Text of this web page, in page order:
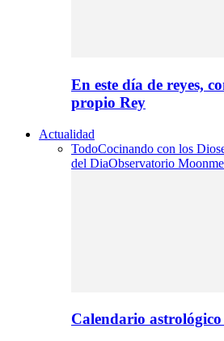
En este día de reyes,
propio Rey
Actualidad
TodoCocinando con los
del DiaObservatorio
Calendario astrológico